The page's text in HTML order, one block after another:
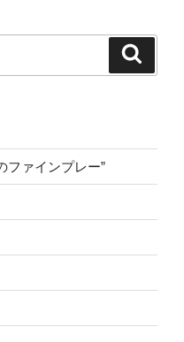
ァインプレー”